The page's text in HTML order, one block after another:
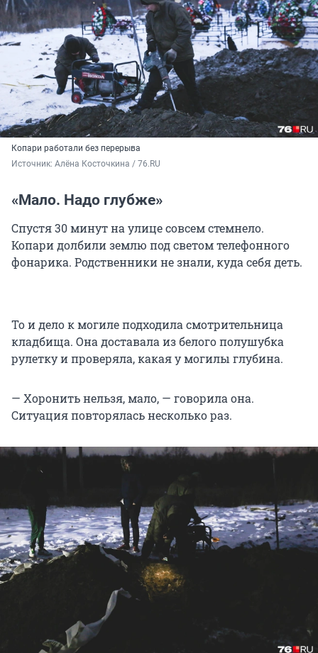
Копари работали без перерыва
Источник: Алёна Косточкина / 76.RU
«Мало. Надо глубже»
Спустя 30 минут на улице совсем стемнело.
Копари долбили землю под светом телефонного
фонарика. Родственники не знали, куда себя деть.
То и дело к могиле подходила смотрительница
кладбища. Она доставала из белого полушубка
рулетку и проверяла, какая у могилы глубина.
— Хоронить нельзя, мало, — говорила она.
Ситуация повторялась несколько раз.